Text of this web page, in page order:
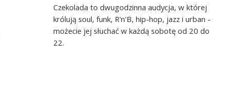
Czekolada to dwugodzinna audycja, w której
królują soul, funk, R'n'B, hip-hop, jazz i urban -
możecie jej słuchać w każdą sobotę od 20 do
22.